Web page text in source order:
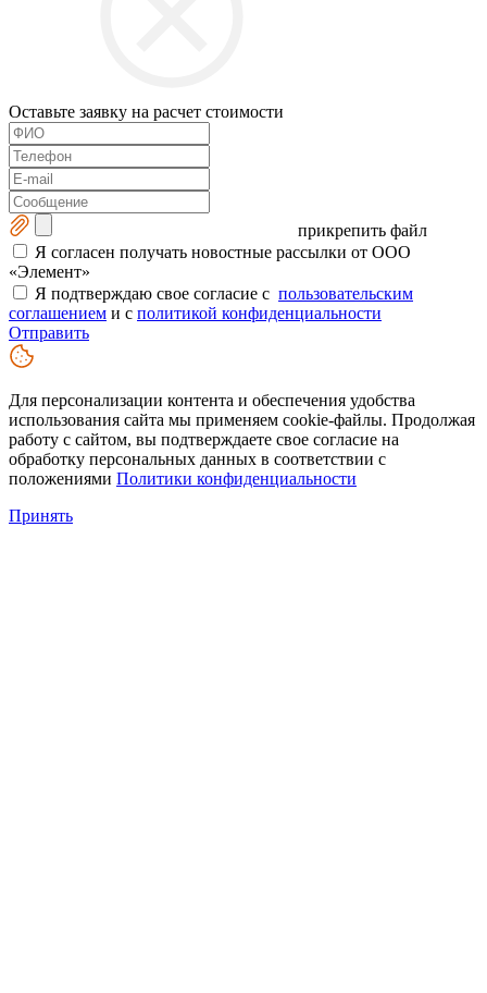
Оставьте заявку на расчет стоимости
прикрепить файл
Я согласен получать новостные рассылки от ООО
«Элемент»
Я подтверждаю свое согласие с пользовательским
соглашением и с политикой конфиденциальности
Отправить
Для персонализации контента и обеспечения удобства
использования сайта мы применяем cookie-файлы. Продолжая
работу с сайтом, вы подтверждаете свое согласие на
обработку персональных данных в соответствии с
положениями Политики конфиденциальности
Принять